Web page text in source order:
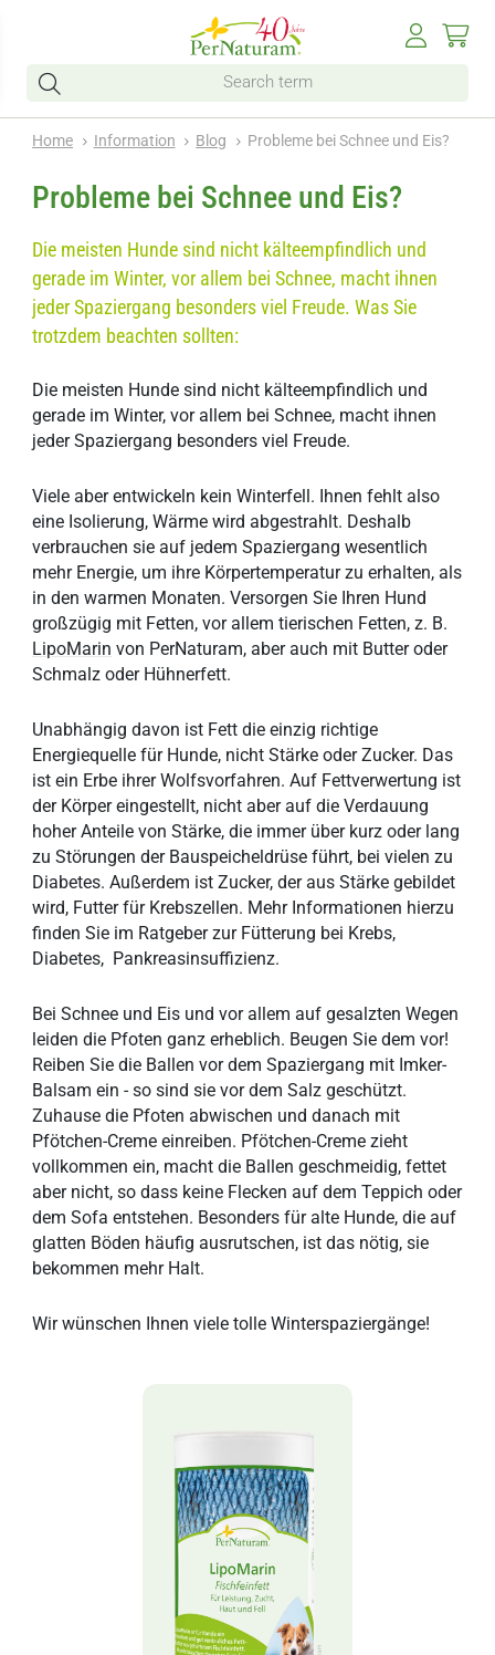
Home Information Blog Probleme bei Schnee und Eis?
Probleme bei Schnee und Eis?
Die meisten Hunde sind nicht kälteempfindlich und
gerade im Winter, vor allem bei Schnee, macht ihnen
jeder Spaziergang besonders viel Freude. Was Sie
trotzdem beachten sollten:
Die meisten Hunde sind nicht kälteempfindlich und
gerade im Winter, vor allem bei Schnee, macht ihnen
jeder Spaziergang besonders viel Freude.
Viele aber entwickeln kein Winterfell. Ihnen fehlt also
eine Isolierung, Wärme wird abgestrahlt. Deshalb
verbrauchen sie auf jedem Spaziergang wesentlich
mehr Energie, um ihre Körpertemperatur zu erhalten, als
in den warmen Monaten. Versorgen Sie Ihren Hund
großzügig mit Fetten, vor allem tierischen Fetten, z. B.
LipoMarin von PerNaturam, aber auch mit Butter oder
Schmalz oder Hühnerfett.
Unabhängig davon ist Fett die einzig richtige
Energiequelle für Hunde, nicht Stärke oder Zucker. Das
ist ein Erbe ihrer Wolfsvorfahren. Auf Fettverwertung ist
der Körper eingestellt, nicht aber auf die Verdauung
hoher Anteile von Stärke, die immer über kurz oder lang
zu Störungen der Bauspeicheldrüse führt, bei vielen zu
Diabetes. Außerdem ist Zucker, der aus Stärke gebildet
wird, Futter für Krebszellen. Mehr Informationen hierzu
finden Sie im Ratgeber zur Fütterung bei Krebs,
Diabetes, Pankreasinsuffizienz.
Bei Schnee und Eis und vor allem auf gesalzten Wegen
leiden die Pfoten ganz erheblich. Beugen Sie dem vor!
Reiben Sie die Ballen vor dem Spaziergang mit Imker-
Balsam ein - so sind sie vor dem Salz geschützt.
Zuhause die Pfoten abwischen und danach mit
Pfötchen-Creme einreiben. Pfötchen-Creme zieht
vollkommen ein, macht die Ballen geschmeidig, fettet
aber nicht, so dass keine Flecken auf dem Teppich oder
dem Sofa entstehen. Besonders für alte Hunde, die auf
glatten Böden häufig ausrutschen, ist das nötig, sie
bekommen mehr Halt.
Wir wünschen Ihnen viele tolle Winterspaziergänge!